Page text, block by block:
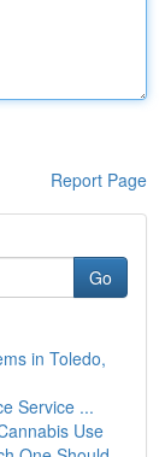
Report Page
Go
in Toledo,
Service ...
Use